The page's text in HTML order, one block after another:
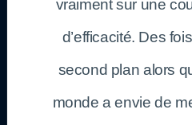
vraiment sur une
d’efficacité. Des
second plan alors
monde a envie de